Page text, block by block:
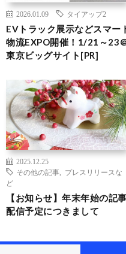
2026.01.09 タイアップ2
EVトラック展示などスマー
物流EXPO開催！1/21～23
東京ビッグサイト[PR]
2025.12.25
その他の記事
プレスリリースな
ど
【お知らせ】年末年始の記事
配信予定につきまして